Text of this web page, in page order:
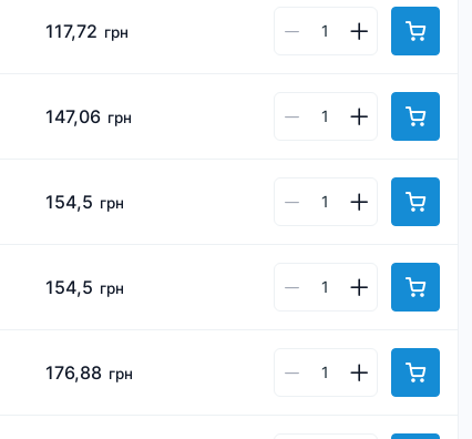
117,72 грн
147,06 грн
154,5 грн
154,5 грн
176,88 грн